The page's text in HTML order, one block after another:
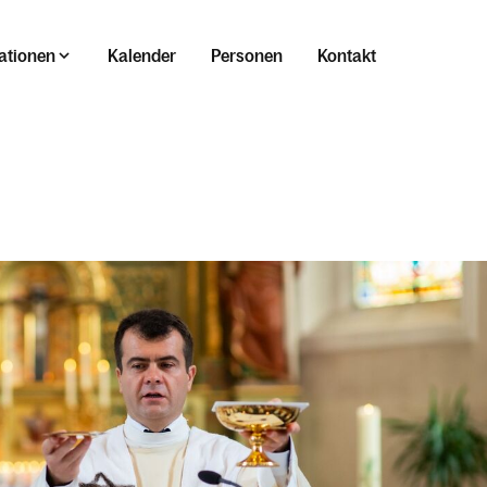
Kalender Personen Kontakt